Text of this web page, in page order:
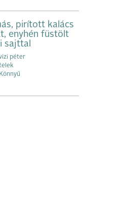
pirított kalács
enyhén füstölt
sajttal
péter
Könnyű